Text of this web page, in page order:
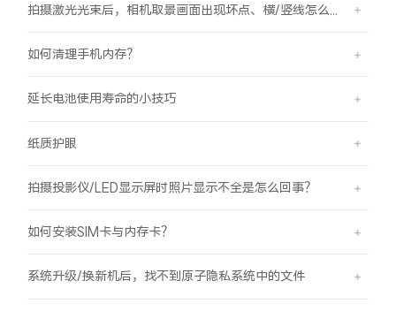
如何清理手机内存？
延长电池使用寿命的小技巧
纸质护眼
拍摄投影仪/LED显示屏时照片显示不全是怎么回事？
如何安装SIM卡与内存卡？
系统升级/换新机后，找不到原子隐私系统中的文件